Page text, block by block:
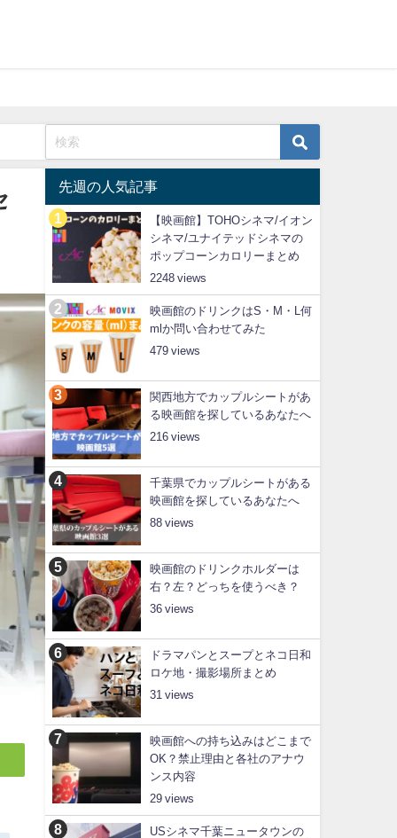
先週の人気記事
【映画館】TOHOシネマ/イオン
シネマ/ユナイテッドシネマの
ポップコーンカロリーまとめ
2248
映画館のドリンクはS・M・L何
mlか問い合わせてみた
479
関西地方でカップルシートがあ
る映画館を探しているあなたへ
216
千葉県でカップルシートがある
映画館を探しているあなたへ
88
映画館のドリンクホルダーは
右？左？どっちを使うべき？
36
ドラマパンとスープとネコ日和
ロケ地・撮影場所まとめ
31
映画館への持ち込みはどこまで
OK？禁止理由と各社のアナウ
ンス内容
29
USシネマ千葉ニュータウンの